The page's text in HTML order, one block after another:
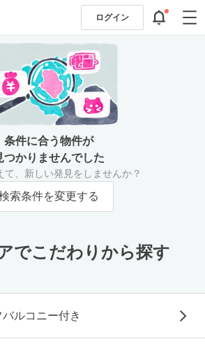
ログイン
条件に合う物件が
つかりませんでした
て、新しい発見をしませんか？
索条件を変更する
でこだわりから探す
バルコニー付き